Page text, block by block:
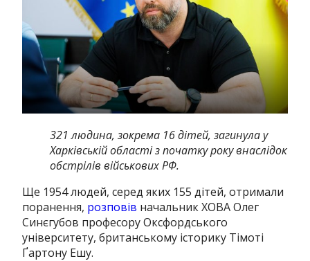
321 людина, зокрема 16 дітей, загинула у
Харківській області з початку року внаслідок
обстрілів військових РФ.
Ще 1954 людей, серед яких 155 дітей, отримали
поранення, розповів начальник ХОВА Олег
Синєгубов професору Оксфордського
університету, британському історику Тімоті
Ґартону Ешу.